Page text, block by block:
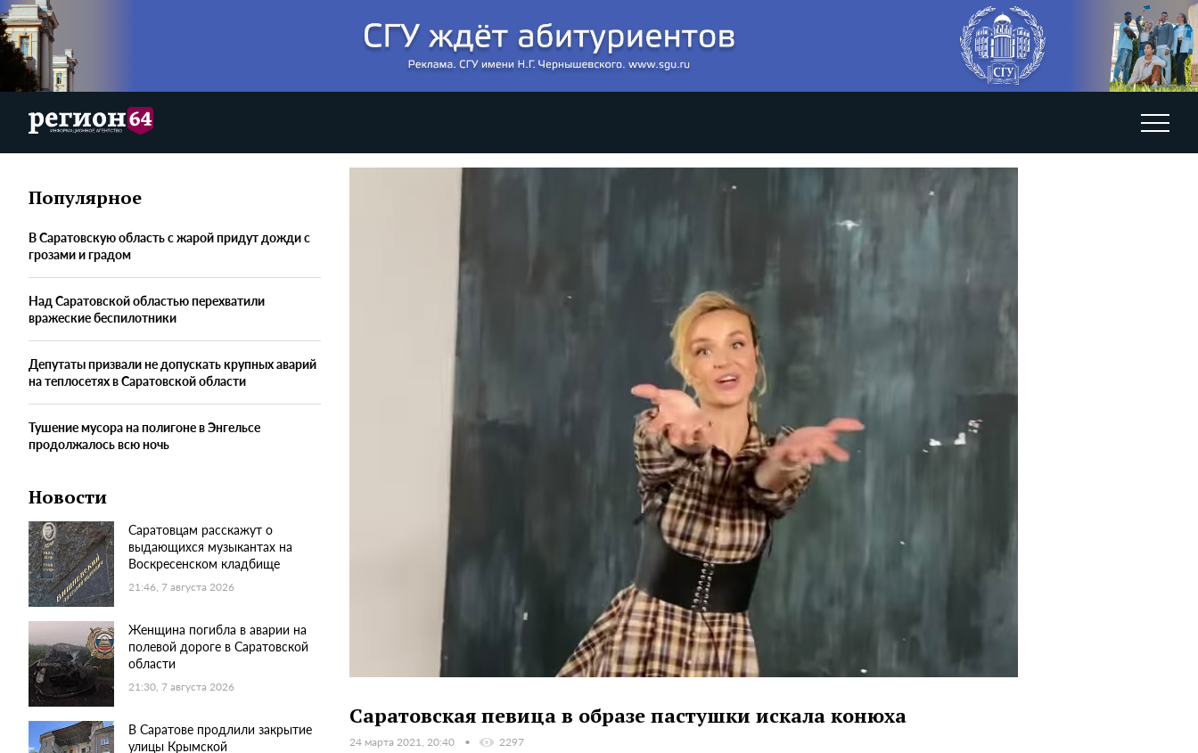
Популярное
В Саратовскую область с жарой придут дожди с
грозами и градом
Над Саратовской областью перехватили
вражеские беспилотники
Депутаты призвали не допускать крупных аварий
на теплосетях в Саратовской области
Тушение мусора на полигоне в Энгельсе
продолжалось всю ночь
Новости
Саратовцам расскажут о
выдающихся музыкантах на
Воскресенском кладбище
21:46, 7 августа 2026
Женщина погибла в аварии на
полевой дороге в Саратовской
области
21:30, 7 августа 2026
В Саратове продлили закрытие
улицы Крымской
Саратовская певица в образе пастушки искала конюха
24 марта 2021, 20:40 2297